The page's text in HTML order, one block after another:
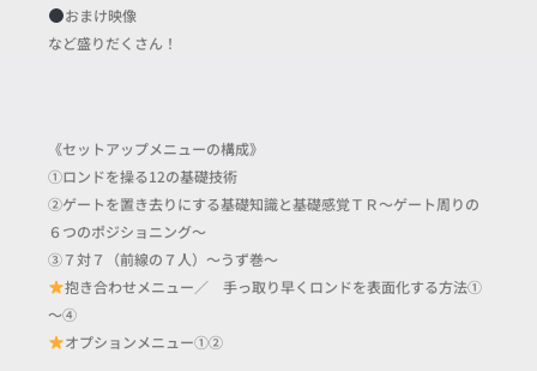
おまけ映像
など盛りだくさん！
《セットアップメニューの構成》
①ロンドを操る12の基礎技術
②ゲートを置き去りにする基礎知識と基礎感覚ＴＲ〜ゲート周りの
６つのポジショニング〜
③７対７（前線の７人）〜うず巻〜
抱き合わせメニュー／ 手っ取り早くロンドを表面化する方法①
～④
オプションメニュー①②